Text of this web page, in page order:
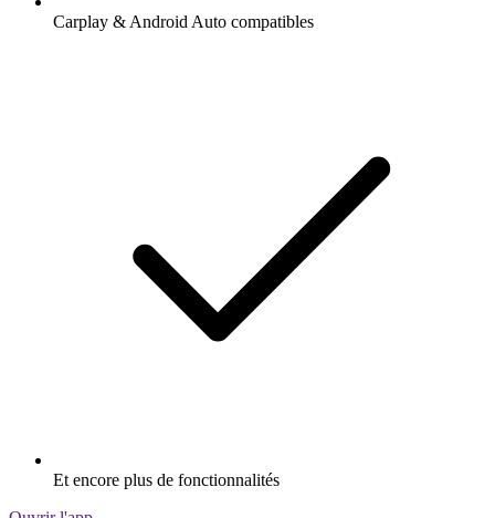
Carplay & Android Auto compatibles
Et encore plus de fonctionnalités